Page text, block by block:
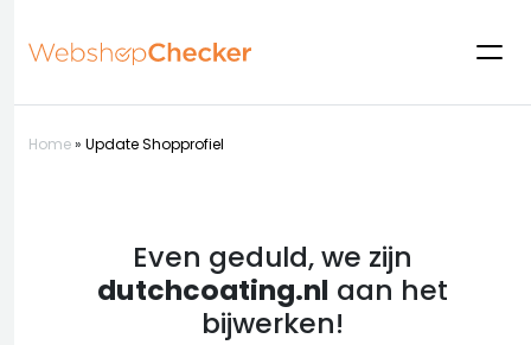
Home» Update Shopprofiel
Even geduld, we zijn
dutchcoating.nl aan het
bijwerken!